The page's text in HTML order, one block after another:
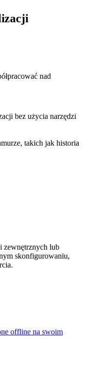
nad
bez użycia narzędzi
takich jak historia
zewnętrznych lub
skonfigurowaniu,
offline na swoim